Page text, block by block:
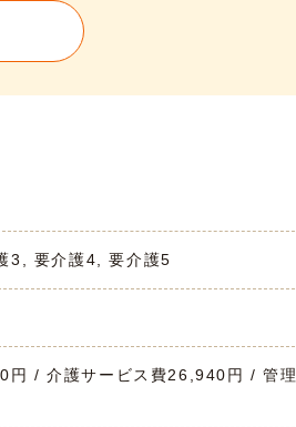
3, 要介護4, 要介護5
/ 介護サービス費26,940円 / 管理